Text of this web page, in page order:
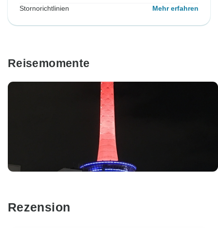
Stornorichtlinien Mehr erfahren
Reisemomente
Rezension